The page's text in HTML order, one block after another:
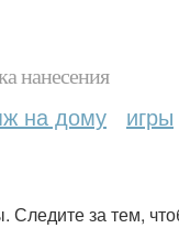
нанесения
на дому игры
за тем,